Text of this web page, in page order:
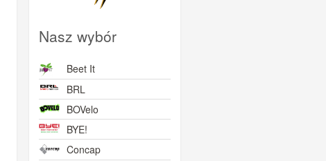
Nasz wybór
Beet It
BRL
BOVelo
BYE!
Concap